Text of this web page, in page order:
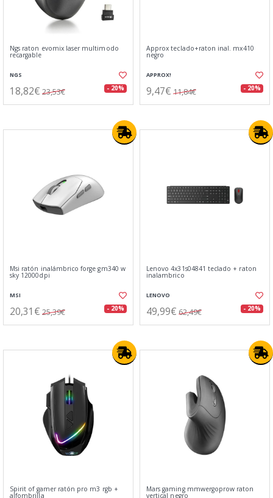
Ngs raton evomix laser multimodo
recargable
NGS
18,82€ 23,53€ - 20%
Approx teclado+raton inal. mx410
negro
APPROX!
9,47€ 11,84€ - 20%
Msi ratón inalámbrico forge gm340 w
sky 12000dpi
MSI
20,31€ 25,39€ - 20%
Lenovo 4x31s04841 teclado + raton
inalambrico
LENOVO
49,99€ 62,49€ - 20%
Spirit of gamer ratón pro m3 rgb +
alfombrilla
Mars gaming mmwergoprow raton
vertical negro